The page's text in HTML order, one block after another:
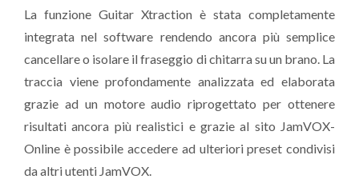
La funzione Guitar Xtraction è stata completamente
integrata nel software rendendo ancora più semplice
cancellare o isolare il fraseggio di chitarra su un brano. La
traccia viene profondamente analizzata ed elaborata
grazie ad un motore audio riprogettato per ottenere
risultati ancora più realistici e grazie al sito JamVOX-
Online è possibile accedere ad ulteriori preset condivisi
da altri utenti JamVOX.